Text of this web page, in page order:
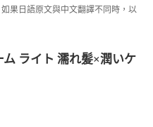
果日語原文與中文翻譯不同時，以
ライト 濡れ髪×潤いケ